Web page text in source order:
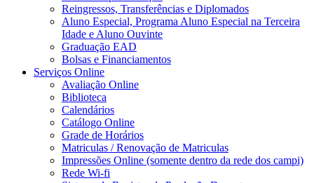
Reingressos, Transferências e Diplomados
Aluno Especial, Programa Aluno Especial na Terceira
Idade e Aluno Ouvinte
Graduação EAD
Bolsas e Financiamentos
Serviços Online
Avaliação Online
Biblioteca
Calendários
Catálogo Online
Grade de Horários
Matriculas / Renovação de Matriculas
Impressões Online (somente dentro da rede dos campi)
Rede Wi-fi